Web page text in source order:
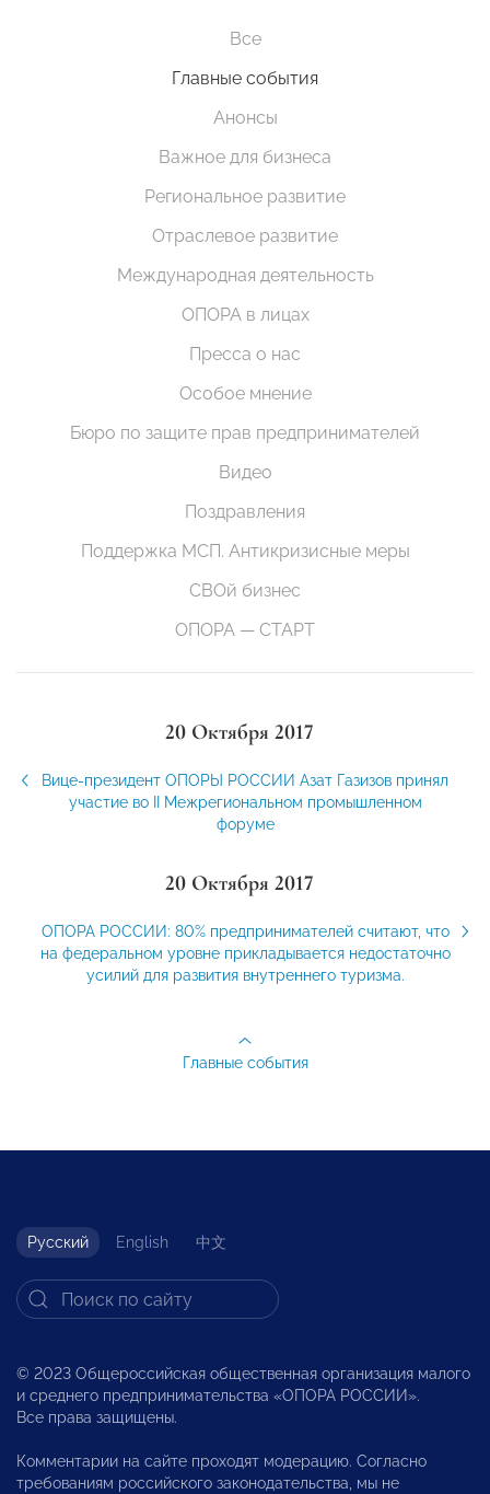
Все
Главные события
Анонсы
Важное для бизнеса
Региональное развитие
Отраслевое развитие
Международная деятельность
ОПОРА в лицах
Пресса о нас
Особое мнение
Бюро по защите прав предпринимателей
Видео
Поздравления
Поддержка МСП. Антикризисные меры
СВОй бизнес
ОПОРА — СТАРТ
20 Октября 2017
Вице-президент ОПОРЫ РОССИИ Азат Газизов принял
участие во II Межрегиональном промышленном
форуме
20 Октября 2017
ОПОРА РОССИИ: 80% предпринимателей считают, что
на федеральном уровне прикладывается недостаточно
усилий для развития внутреннего туризма.
Главные события
Русский English 中文
© 2023 Общероссийская общественная организация малого
и среднего предпринимательства «ОПОРА РОССИИ».
Все права защищены.
Комментарии на сайте проходят модерацию. Согласно
требованиям российского законодательства, мы не